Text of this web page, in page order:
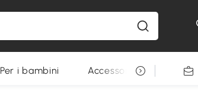
Per i bambini Accessori per animali